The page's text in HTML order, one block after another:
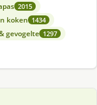
2015
koken 1434
gevogelte 1297